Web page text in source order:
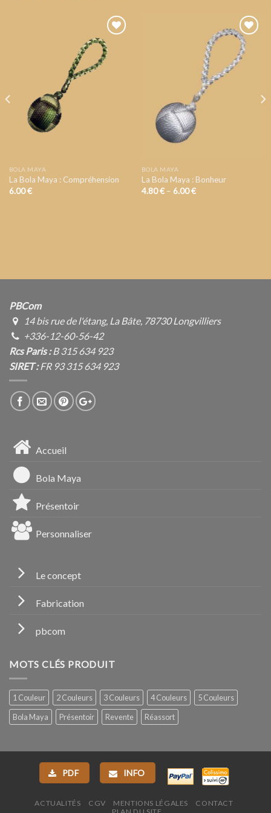
AJOUTER
A VOTRE
BOLA MAYA
La Bola Maya : Compréhension
6.00€
AJOUTER
A VOTRE
BOLA MAYA
La Bola Maya : Bonheur
4.80€– 6.00€
PBCom
14 bis rue de l'étang, La Bâte, 78730 Longvilliers
+336-12-60-56-42
Rcs Paris :B 315 634 923
SIRET :FR 93 315 634 923
Accueil
Bola Maya
Présentoir
Personnaliser
Le concept
Fabrication
pbcom
MOTS CLÉS PRODUIT
1 Couleur 2 Couleurs 3 Couleurs 4 Couleurs
5 Couleurs
Bola Maya
Présentoir Revente Réassort
PDF INFO
ACTUALITÉS CGV MENTIONS LÉGALES
CONTACT